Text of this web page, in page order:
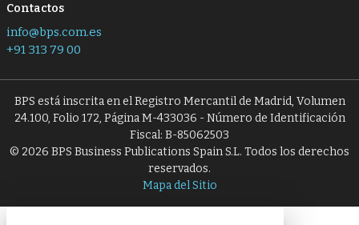
Contactos
info@bps.com.es
+91 313 79 00
BPS está inscrita en el Registro Mercantil de Madrid, Volumen
24.100, Folio 172, Página M-433036 - Número de Identificación
Fiscal: B-85062503
© 2026 BPS Business Publications Spain S.L. Todos los derechos
reservados.
Mapa del Sitio